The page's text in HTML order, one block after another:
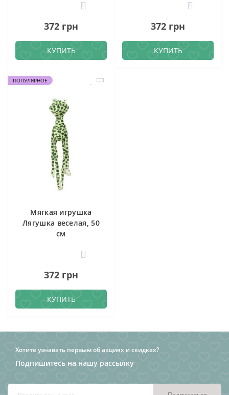
0
372 грн
КУПИТЬ
0
372 грн
КУПИТЬ
ПОПУЛЯРНОЕ
Мягкая игрушка
Лягушка веселая, 50
см
0
372 грн
КУПИТЬ
Хотите узнавать первым об акциях и скидках?
Подпишитесь на нашу рассылку